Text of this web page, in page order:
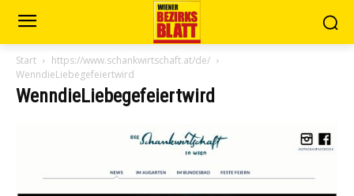
Start
https://www.schankwirtschaft.at/de/
WenndieLiebegefeiertwird
WenndieLiebegefeiertwird